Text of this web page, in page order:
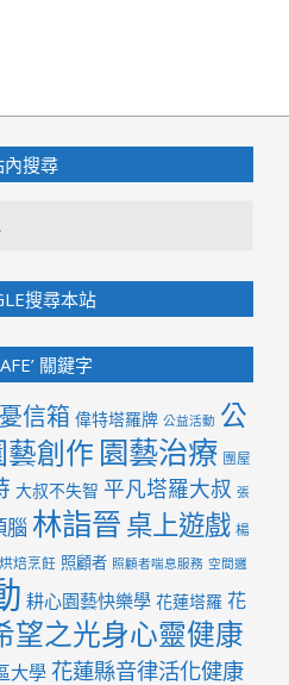
內搜尋
搜尋本站
關鍵字
信箱 偉特塔羅牌 公益活動 公
藝創作 園藝治療 團屋
大叔不失智 平凡塔羅大叔 張
腦 林詣晉桌上遊戲 楊
烘焙烹飪 照顧者 照顧者喘息服務 空間邏
耕心園藝快樂學 花蓮塔羅 花
望之光身心靈健康
大學 花蓮縣音律活化健康